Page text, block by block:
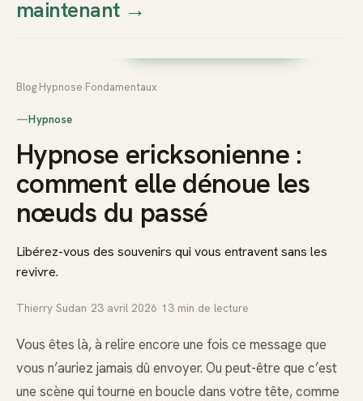
Thierry
Prendre rendez-vous dès
maintenant→
Blog Hypnose Fondamentaux
—Hypnose
Hypnose ericksonienne :
comment elle dénoue les
nœuds du passé
Libérez-vous des souvenirs qui vous entravent sans les
revivre.
Thierry Sudan 23 avril 2026 13 min de lecture
Vous êtes là, à relire encore une fois ce message que
vous n’auriez jamais dû envoyer. Ou peut-être que c’est
une scène qui tourne en boucle dans votre tête, comme